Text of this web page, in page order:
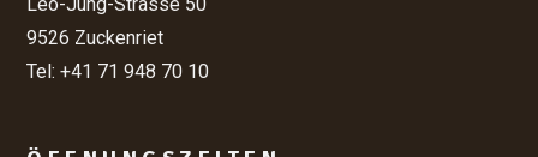
9526 Zuckenriet
Tel: +41 71 948 70 10